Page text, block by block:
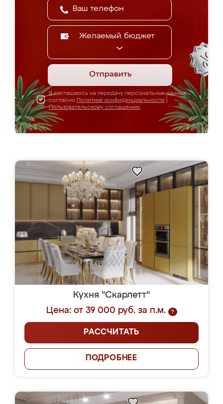
Желаемый бюджет
Отправить
Я соглашаюсь на передачу персональных данных
согласно Политике конфиденциальности
Пользовательскому соглашению
Кухня "Скарлетт"
Цена: от 39 000 руб. за п.м.
?
РАССЧИТАТЬ
ПОДРОБНЕЕ